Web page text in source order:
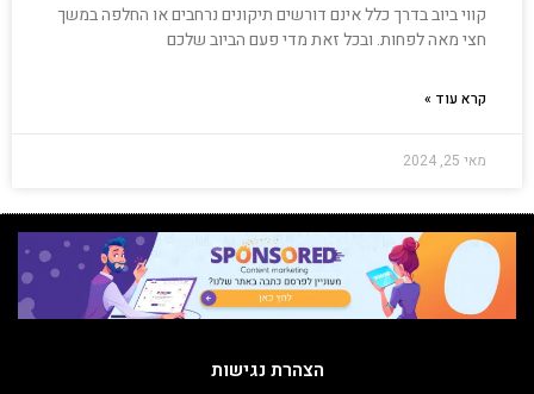
קווי ביוב בדרך כלל אינם דורשים תיקונים נרחבים או החלפה במשך
חצי מאה לפחות. ובכל זאת מדי פעם הביוב שלכם
קרא עוד »
מאי 25, 2024
הצהרת נגישות